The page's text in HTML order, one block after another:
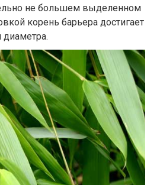
не большем выделенном
корень барьера достигает